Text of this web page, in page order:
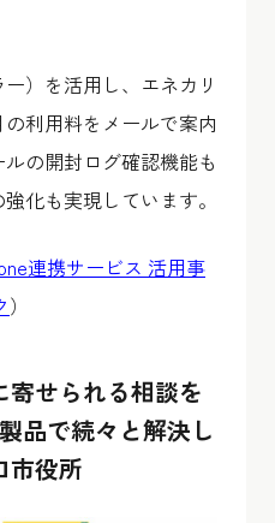
）を活用し、エネカリ
利用料をメールで案内
の開封ログ確認機能も
化も実現しています。
連携サービス 活用事
）
せられる相談を
品で続々と解決し
市役所